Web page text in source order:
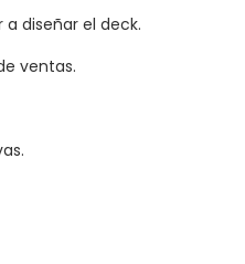
diseñar el deck.
ventas.